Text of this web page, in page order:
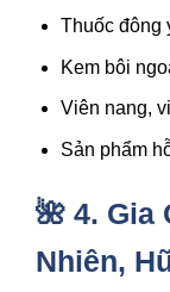
Thuốc đông
Kem bôi
Viên nang,
Sản phẩm
🌺 4. Gia
Nhiên,